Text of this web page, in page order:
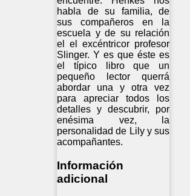
habla de su familia, de
sus compañeros en la
escuela y de su relación
el el excéntricor profesor
Slinger. Y es que éste es
el típico libro que un
pequeño lector querrá
abordar una y otra vez
para apreciar todos los
detalles y descubrir, por
enésima vez, la
personalidad de Lily y sus
acompañantes.
Información
adicional